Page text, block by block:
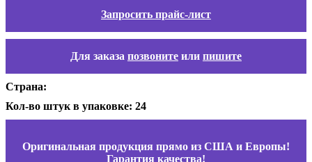
Запросить прайс-лист
Для заказа позвоните или пишите
Страна:
Кол-во штук в упаковке: 24
Оригинальная продукция прямо из США и Европы!
Гарантия качества!